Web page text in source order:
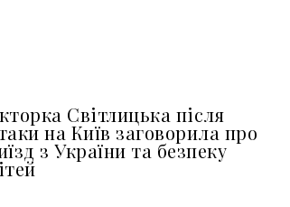
Світлицька після
на Київ заговорила про
з України та безпеку